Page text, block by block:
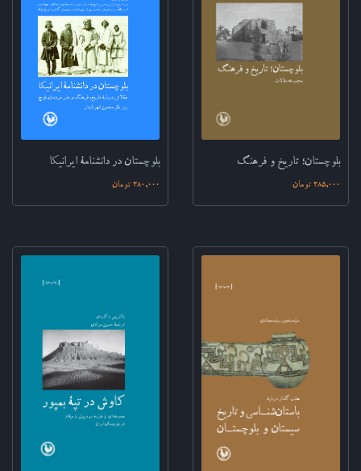
بلوچستان؛ تاریخ و فرهنگ
385,000 تومان
بلوچستان در دانشنامۀ ایرانیکا
380,000 تومان